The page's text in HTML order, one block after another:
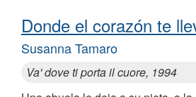
Donde el corazón te
Susanna Tamaro
Va' dove ti porta il cuore, 1994